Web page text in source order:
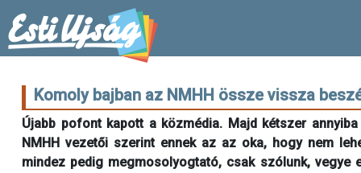
Komoly bajban az NMHH össze vissza
Újabb pofont kapott a közmédia. Majd kétszer
NMHH vezetői szerint ennek az az oka, hogy nem
mindez pedig megmosolyogtató, csak szólunk,